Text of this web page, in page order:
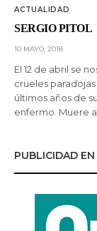
ACTUALIDAD
SERGIO PITOL
10 MAYO, 2018
El 12 de abril se
crueles
últimos años de
enfermo. Muere a
PUBLICIDAD EN